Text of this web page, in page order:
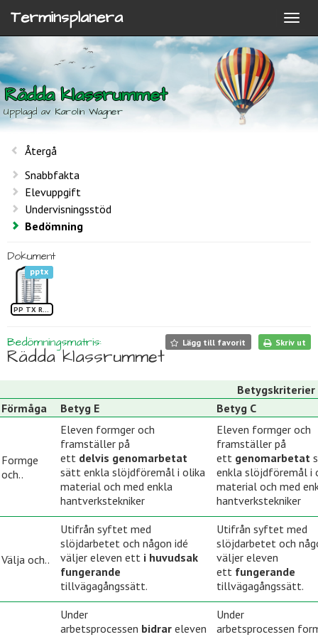
Terminsplanera
Rädda klassrummet
Upplagd av Karolin Wagner
Återgå
Snabbfakta
Elevuppgift
Undervisningsstöd
Bedömning
Dokument
pptx
PP TX Rädda klassrummet1
Lägg till favorit Skriv ut
Bedömningsmatris:
Rädda klassrummet
Betygskriterier
Förmåga
Betyg E Betyg C
Formge
och..
Eleven formger och
framställer på
ett delvis genomarbetat
sätt enkla slöjdföremål i olika
material och med enkla
hantverkstekniker
Eleven formger och
framställer på
ett genomarbetat
enkla slöjdföremål i
material och med
hantverkstekniker
Välja och..
Utifrån syftet med
slöjdarbetet och någon idé
väljer eleven ett i huvudsak
fungerande
tillvägagångssätt.
Utifrån syftet med
slöjdarbetet och
väljer eleven
ett fungerande
tillvägagångssätt.
Under
arbetsprocessen bidrar eleven
Under
arbetsprocessen